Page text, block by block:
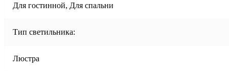
Для гостинной, Для спальни
Тип светильника:
Люстра